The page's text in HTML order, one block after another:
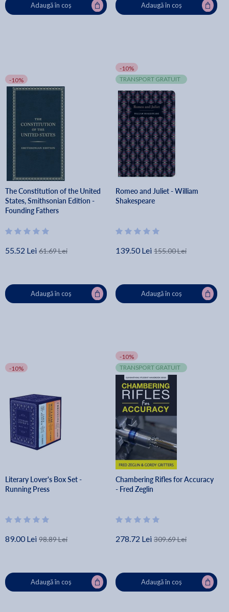
Adaugă în coș Adaugă în coș
-10%
The Constitution of the United
States, Smithsonian Edition -
Founding Fathers
55.52 Lei 61.69 Lei
Adaugă în coș
-10%
TRANSPORT GRATUIT
Romeo and Juliet - William
Shakespeare
139.50 Lei 155.00 Lei
Adaugă în coș
-10%
Literary Lover's Box Set -
Running Press
89.00 Lei 98.89 Lei
Adaugă în coș
-10%
TRANSPORT GRATUIT
Chambering Rifles for Accuracy
- Fred Zeglin
278.72 Lei 309.69 Lei
Adaugă în coș